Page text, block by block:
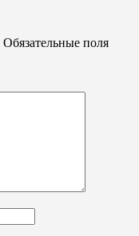
Обязательные поля